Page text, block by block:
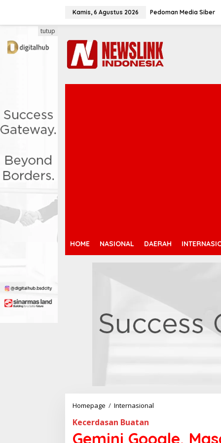
Kamis, 6 Agustus 2026 Pedoman Media Siber
HOME NASIONAL DAERAH
tutup
Homepage / Internasional
n
Kecerdasan Buatan
Gemini Google,